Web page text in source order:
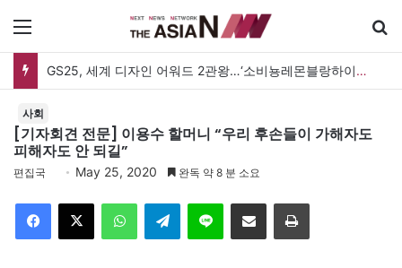
GS25, 세계 디자인 어워드 2관왕…‘소비뇽레몬블랑하이볼’ 디자인 경쟁력 인정
사회
[기자회견 전문] 이용수 할머니 “우리 후손들이 가해자도
피해자도 안 되길”
편집국 May 25, 2020 완독 약 8 분 소요
Telegram 이메일